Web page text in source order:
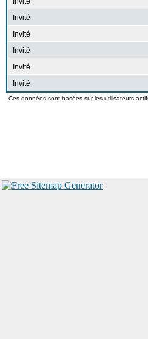
Invité
Invité
Invité
Invité
Invité
Ces données sont basées sur les utilisateurs